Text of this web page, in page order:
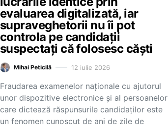
evaluarea digitalizată, iar
supraveghetorii nu îi pot
controla pe candidații
suspectați că folosesc căști
Mihai Peticilă 12 iulie 2026
Fraudarea examenelor naționale cu ajutorul
unor dispozitive electronice și al persoanelor
care dictează răspunsurile candidaților este
un fenomen cunoscut de ani de zile de